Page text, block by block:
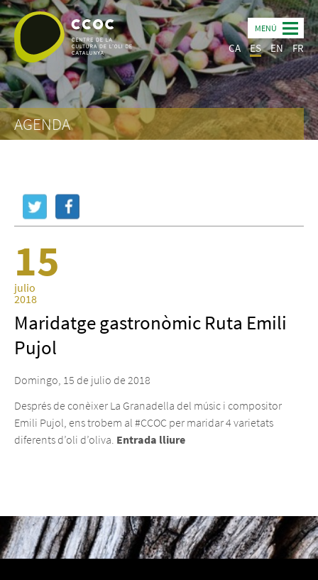
CA ES EN FR
MENÚ
AGENDA
15
julio
2018
Maridatge gastronòmic Ruta Emili
Pujol
Domingo, 15 de julio de 2018
Després de conèixer La Granadella del músic i compositor
Emili Pujol, ens trobem al #CCOC per maridar 4 varietats
diferents d’oli d’oliva. Entrada lliure